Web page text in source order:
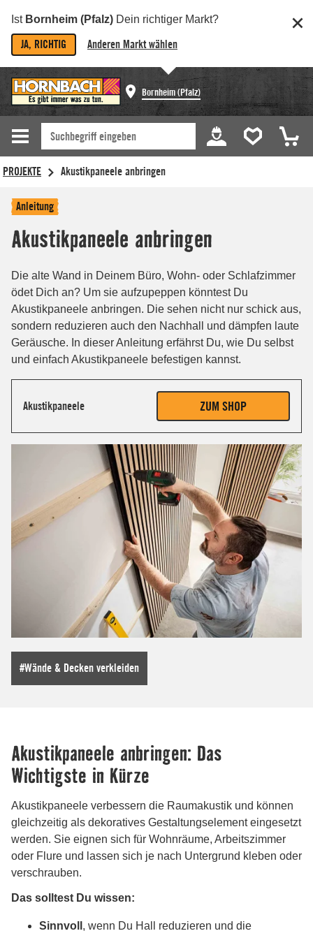
Ist Bornheim (Pfalz) Dein richtiger Markt?
JA, RICHTIG Anderen Markt wählen
Bornheim (Pfalz)